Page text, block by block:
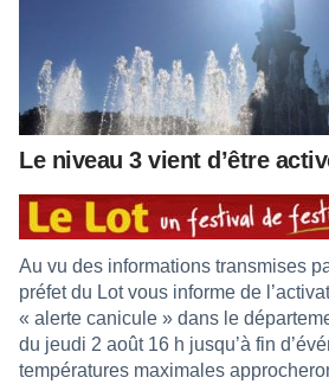
Le niveau 3 vient d’être
Au vu des informations transmises
préfet du Lot vous informe de
« alerte canicule » dans le
du jeudi 2 août 16 h jusqu’à fin
températures maximales